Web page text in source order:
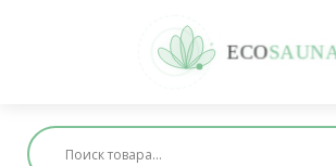
ECOSAUN